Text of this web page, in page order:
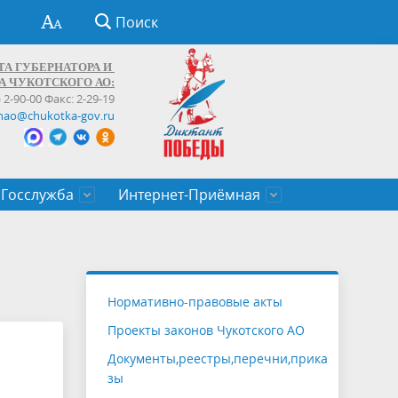
Поиск
ГУБЕРНАТОРА И
ЧУКОТСКОГО АО:
2-90-00 Факс: 2-29-19
gov.ru
Госслужба
служащих Чукотского автономного
Интернет-Приёмная
Нормативно-правовые акты
Проекты законов Чукотского АО
Документы,реестры,перечни,прика
зы